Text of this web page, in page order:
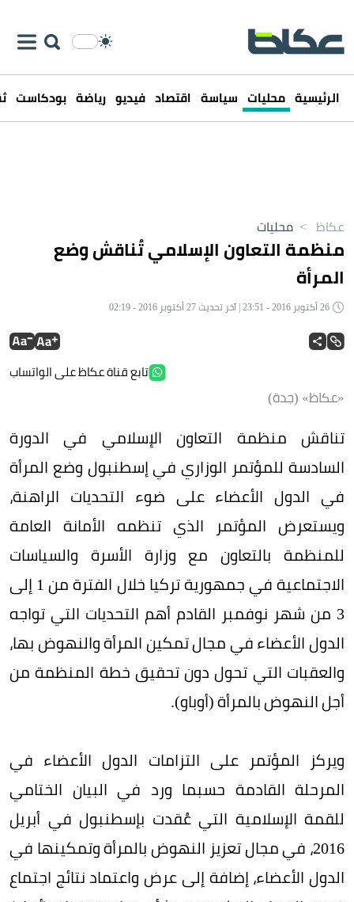
الرئيسية محليات سياسة اقتصاد فيديو رياضة بودكاست
عكاظ > محليات
منظمة التعاون الإسلامي تُناقش وضع
المرأة
تابع قناة عكاظ على الواتساب
«عكاظ» (جدة)
تناقش منظمة التعاون الإسلامي في الدورة
السادسة للمؤتمر الوزاري في إسطنبول وضع المرأة
في الدول الأعضاء على ضوء التحديات الراهنة،
ويستعرض المؤتمر الذي تنظمه الأمانة العامة
للمنظمة بالتعاون مع وزارة الأسرة والسياسات
الاجتماعية في جمهورية تركيا خلال الفترة من 1 إلى
3 من شهر نوفمبر القادم أهم التحديات التي تواجه
الدول الأعضاء في مجال تمكين المرأة والنهوض بها،
والعقبات التي تحول دون تحقيق خطة المنظمة من
أجل النهوض بالمرأة (أوباو).
ويركز المؤتمر على التزامات الدول الأعضاء في
المرحلة القادمة حسبما ورد في البيان الختامي
للقمة الإسلامية التي عُقدت بإسطنبول في أبريل
2016، في مجال تعزيز النهوض بالمرأة وتمكينها في
الدول الأعضاء، إضافة إلى عرض واعتماد نتائج اجتماع